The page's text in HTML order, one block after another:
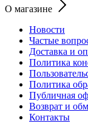
О магазине
Новости
Частые
Доставка и
Политика
Политика
Публичная
Возврат и
Контакты